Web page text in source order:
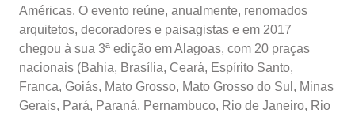
Américas. O evento reúne, anualmente, renomados
arquitetos, decoradores e paisagistas e em 2017
chegou à sua 3ª edição em Alagoas, com 20 praças
nacionais (Bahia, Brasília, Ceará, Espírito Santo,
Franca, Goiás, Mato Grosso, Mato Grosso do Sul, Minas
Gerais, Pará, Paraná, Pernambuco, Rio de Janeiro, Rio